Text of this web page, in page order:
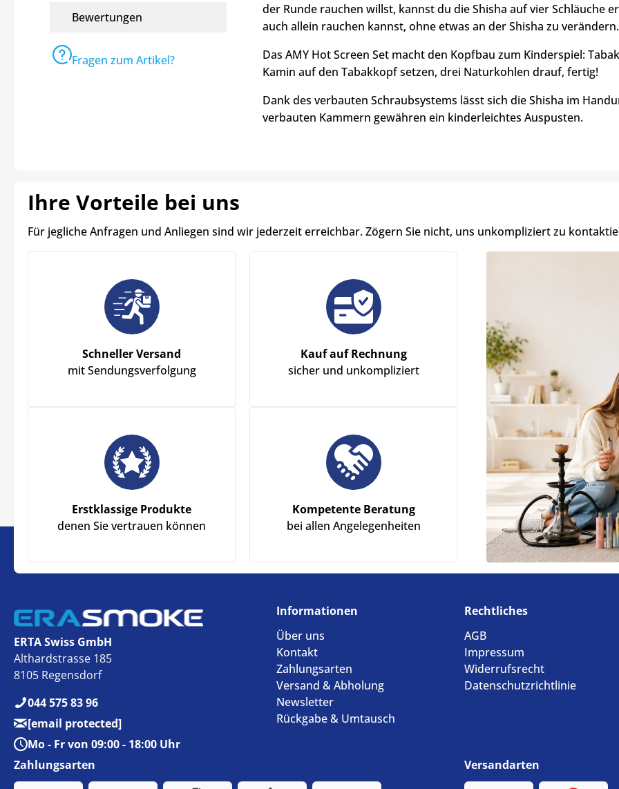
Bewertungen
Fragen zum Artikel?
der Runde rauchen willst, kannst du die Shisha auf vier Schläuche
auch allein rauchen kannst, ohne etwas an der Shisha zu verändern.
Das AMY Hot Screen Set macht den Kopfbau zum Kinderspiel:
Kamin auf den Tabakkopf setzen, drei Naturkohlen drauf, fertig!
Dank des verbauten Schraubsystems lässt sich die Shisha im
verbauten Kammern gewähren ein kinderleichtes Auspusten.
Ihre Vorteile bei uns
Für jegliche Anfragen und Anliegen sind wir jederzeit erreichbar. Zögern Sie nicht, uns unkompliziert zu
Schneller Versand
mit Sendungsverfolgung
Kauf auf Rechnung
sicher und unkompliziert
Erstklassige Produkte
denen Sie vertrauen können
Kompetente Beratung
bei allen Angelegenheiten
ERTA Swiss GmbH
Althardstrasse 185
8105 Regensdorf
044 575 83 96
[email protected]
Mo - Fr von 09:00 - 18:00 Uhr
Informationen
Über uns
Kontakt
Zahlungsarten
Versand & Abholung
Newsletter
Rückgabe & Umtausch
Rechtliches
AGB
Impressum
Widerrufsrecht
Datenschutzrichtlinie
Zahlungsarten Versandarten